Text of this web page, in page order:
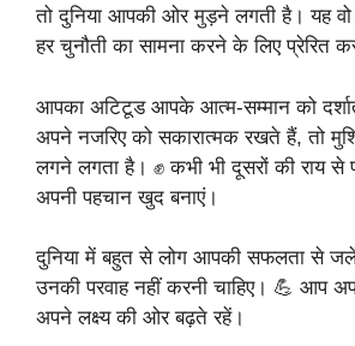
तो दुनिया आपकी ओर मुड़ने लगती है। यह
हर चुनौती का सामना करने के लिए प्रेरित
आपका अटिटूड आपके आत्म-सम्मान को
अपने नजरिए को सकारात्मक रखते हैं, तो
लगने लगता है। ✊ कभी भी दूसरों की राय से
अपनी पहचान खुद बनाएं।
दुनिया में बहुत से लोग आपकी सफलता से
उनकी परवाह नहीं करनी चाहिए। 💪 आप
अपने लक्ष्य की ओर बढ़ते रहें।